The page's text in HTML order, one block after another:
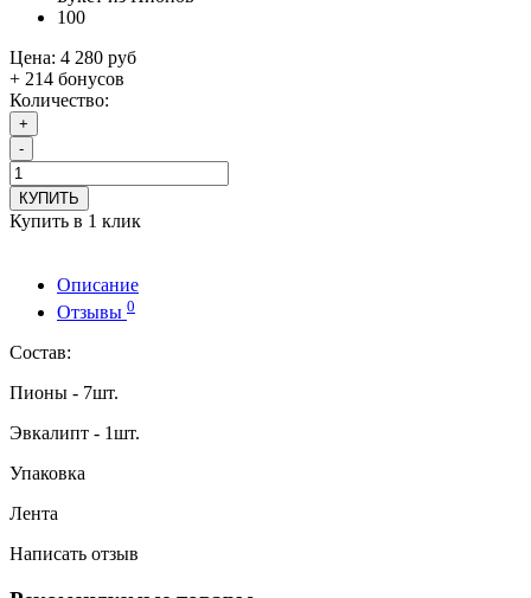
100
Цена: 4 280 руб
+ 214 бонусов
Количество:
+
-
КУПИТЬ
Купить в 1 клик
Описание
Отзывы 0
Состав:
Пионы - 7шт.
Эвкалипт - 1шт.
Упаковка
Лента
Написать отзыв